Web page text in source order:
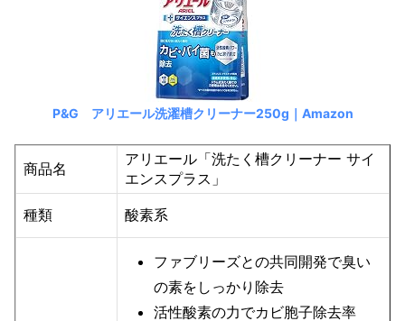
P&G アリエール洗濯槽クリーナー250g｜Amazon
商品名
アリエール「洗たく槽クリーナー サイ
エンスプラス」
種類
酸素系
ファブリーズとの共同開発で臭い
の素をしっかり除去
活性酸素の力でカビ胞子除去率